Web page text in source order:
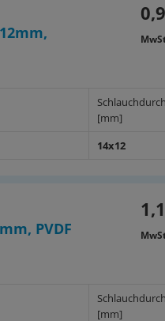
[mm]
14x12
PVDF
[mm]